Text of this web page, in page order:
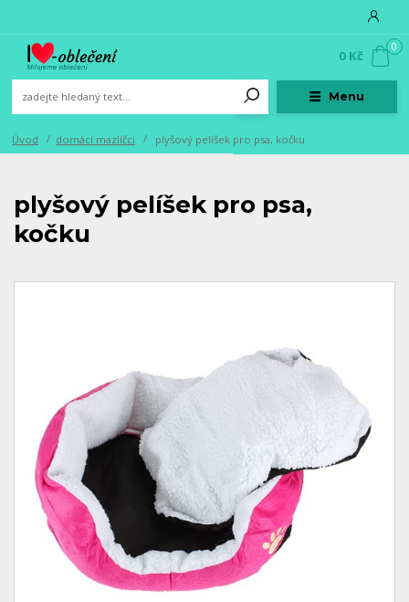
Menu
0
0 Kč
Úvod domácí mazlíčci plyšový pelíšek pro psa, kočku
plyšový pelíšek pro psa,
kočku